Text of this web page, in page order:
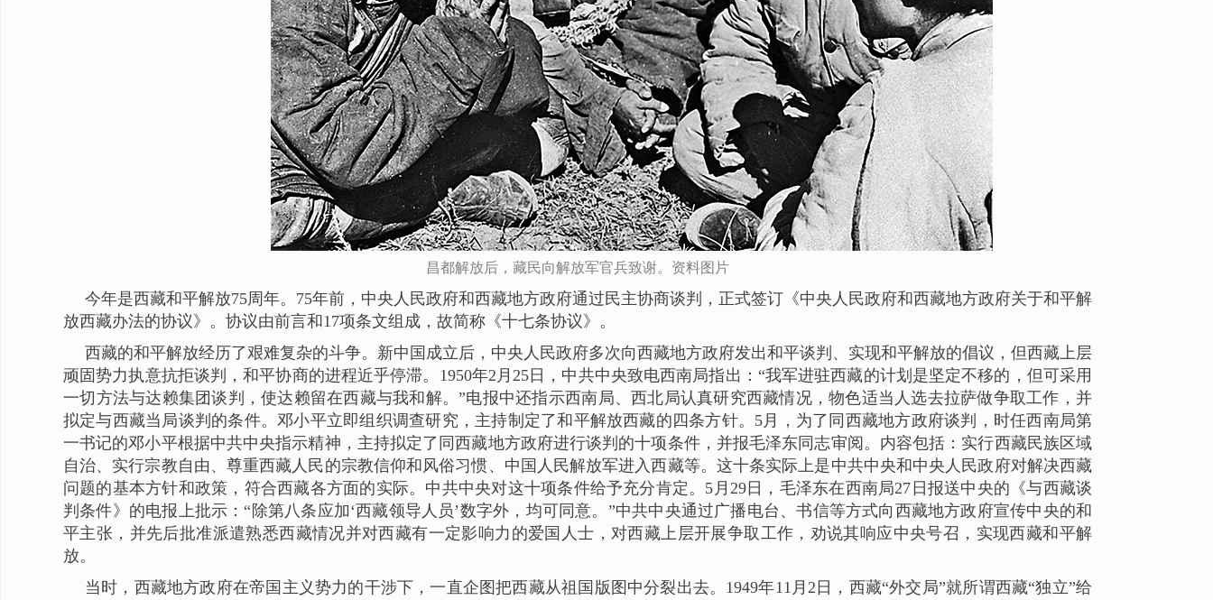
昌都解放后，藏民向解放军官兵致谢。资料图片
今年是西藏和平解放75周年。75年前，中央人民政府和西藏地方政府通过民主协商谈判，正式签订《中央人民政府和西藏地方政府关于和平解
放西藏办法的协议》。协议由前言和17项条文组成，故简称《十七条协议》。
西藏的和平解放经历了艰难复杂的斗争。新中国成立后，中央人民政府多次向西藏地方政府发出和平谈判、实现和平解放的倡议，但西藏上层
顽固势力执意抗拒谈判，和平协商的进程近乎停滞。1950年2月25日，中共中央致电西南局指出：“我军进驻西藏的计划是坚定不移的，但可采用
一切方法与达赖集团谈判，使达赖留在西藏与我和解。”电报中还指示西南局、西北局认真研究西藏情况，物色适当人选去拉萨做争取工作，并
拟定与西藏当局谈判的条件。邓小平立即组织调查研究，主持制定了和平解放西藏的四条方针。5月，为了同西藏地方政府谈判，时任西南局第
一书记的邓小平根据中共中央指示精神，主持拟定了同西藏地方政府进行谈判的十项条件，并报毛泽东同志审阅。内容包括：实行西藏民族区域
自治、实行宗教自由、尊重西藏人民的宗教信仰和风俗习惯、中国人民解放军进入西藏等。这十条实际上是中共中央和中央人民政府对解决西藏
问题的基本方针和政策，符合西藏各方面的实际。中共中央对这十项条件给予充分肯定。5月29日，毛泽东在西南局27日报送中央的《与西藏谈
判条件》的电报上批示：“除第八条应加‘西藏领导人员’数字外，均可同意。”中共中央通过广播电台、书信等方式向西藏地方政府宣传中央的和
平主张，并先后批准派遣熟悉西藏情况并对西藏有一定影响力的爱国人士，对西藏上层开展争取工作，劝说其响应中央号召，实现西藏和平解
放。
当时，西藏地方政府在帝国主义势力的干涉下，一直企图把西藏从祖国版图中分裂出去。1949年11月2日，西藏“外交局”就所谓西藏“独立”给